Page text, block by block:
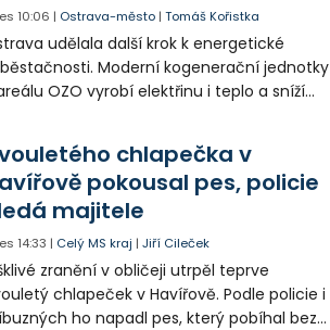
10:06 | Ostrava-město |Tomáš Kořistka
udělala další krok k energetické
Moderní kogenerační jednotky
OZO vyrobí elektřinu i teplo a sníží
chlapečka v
pokousal pes, policie
majitele
14:33 | Celý MS kraj |Jiří Cileček
zranění v obličeji utrpěl teprve
chlapeček v Havířově. Podle policie i
ho napadl pes, který pobíhal bez